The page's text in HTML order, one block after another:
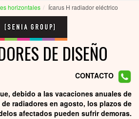
horizontales Ícarus H radiador eléctrico
DE DISEÑO
CONTACTO
debido a las vacaciones anuales de
radiadores en agosto, los plazos de
afectados pueden sufrir demoras.